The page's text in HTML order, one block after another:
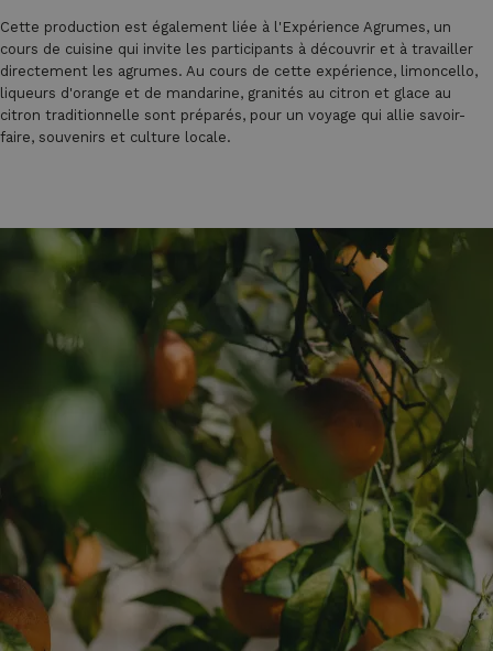
Cette production est également liée à l'Expérience Agrumes, un
cours de cuisine qui invite les participants à découvrir et à travailler
directement les agrumes. Au cours de cette expérience, limoncello,
liqueurs d'orange et de mandarine, granités au citron et glace au
citron traditionnelle sont préparés, pour un voyage qui allie savoir-
faire, souvenirs et culture locale.